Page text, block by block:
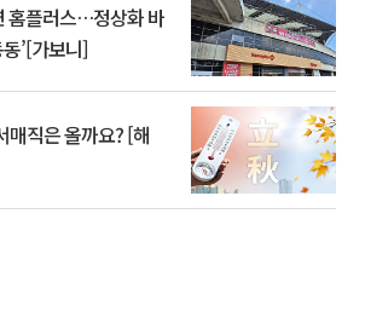
홈플러스…정상화 바
’[가보니]
매직은 올까요? [해